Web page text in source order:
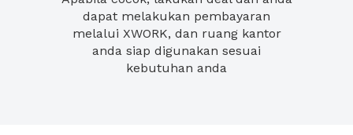
dapat melakukan pembayaran
melalui XWORK, dan ruang kantor
anda siap digunakan sesuai
kebutuhan anda